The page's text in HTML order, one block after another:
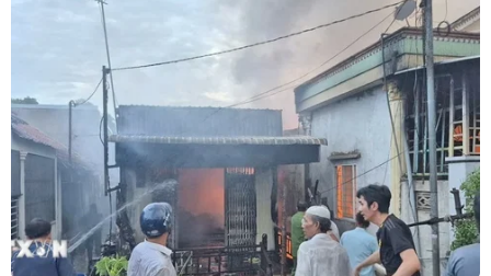
thời gian qua.
Là hai địa phương kết nghĩa, Huế và Namur đã
triển khai hiệu quả nhiều hoạt động trong các
lĩnh vực bảo tồn và phát huy giá trị di sản, giao
lưu văn hóa nghệ thuật, phát triển bền vững và
chuyển đổi số.
Điển hình là các chương trình giao lưu văn hóa
giữa hai thành phố, trong đó có sự tham gia của